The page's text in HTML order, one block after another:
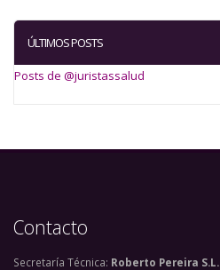
ÚLTIMOS POSTS
Posts de @juristassalud
Contacto
Secretaría Técnica: Roberto Pereira S.L.